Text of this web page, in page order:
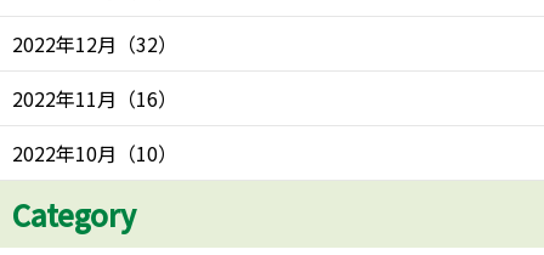
2022年12月 （32）
2022年11月 （16）
2022年10月 （10）
Category